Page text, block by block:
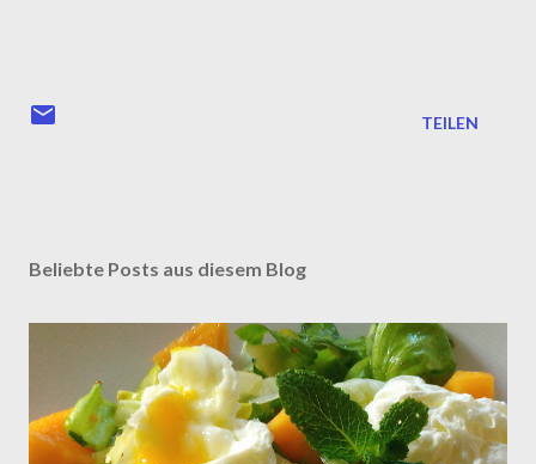
TEILEN
Beliebte Posts aus diesem Blog